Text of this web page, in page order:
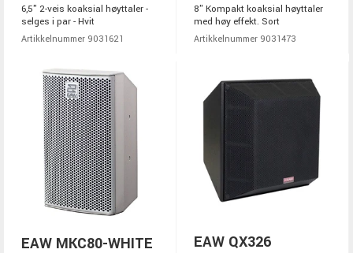
6,5" 2-veis koaksial høyttaler -
selges i par - Hvit
Artikkelnummer 9031621
8" Kompakt koaksial høyttaler
med høy effekt. Sort
Artikkelnummer 9031473
EAW MKC80-WHITE EAW QX326